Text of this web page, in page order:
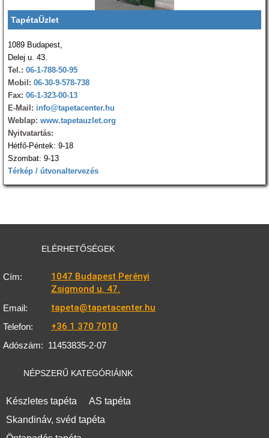
TapétaÜzlet
1089 Budapest,
Delej u. 43.
Tel.: 06-1-788-50-95
Mobil: 06-30-9-578-738
Fax: 06-1-323-00-13
E-Mail: info@tapetacenter.hu
Weblap: www.tapetauzlet.org
Nyitvatartás:
Hétfő-Péntek: 9-18
Szombat: 9-13
Térkép / útvonaltervezés
ELÉRHETŐSÉGEK
Cím:
1047 Budapest Perényi
Zsigmond u. 47.
Email: tapeta@tapetacenter.hu
Telefon: +36 1 370 7010
Adószám: 11453835-2-07
NÉPSZERŰ KATEGÓRIÁINK
Készletes tapéta
AS tapéta
Skandináv, svéd tapéta